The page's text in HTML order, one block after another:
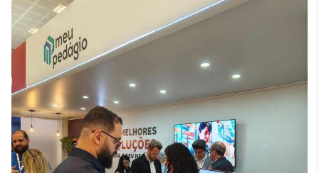
personalizados
Soluções de Dados
e Conteúdos
Broadcast
Plataforma para
negociação de
Broadcast